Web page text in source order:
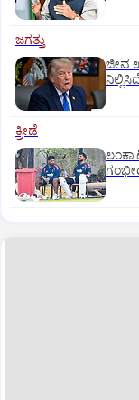
ಜಗತ್ತು
ಜೀವ
ಕ್ರೀಡೆ
ಲಂಕಾ